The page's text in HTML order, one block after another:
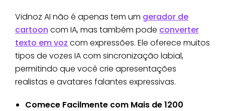
Vidnoz AI não é apenas tem um gerador de
cartoon com IA, mas também pode converter
texto em voz com expressões. Ele oferece muitos
tipos de vozes IA com sincronização labial,
permitindo que você crie apresentações
realistas e avatares falantes expressivas.
Comece Facilmente com Mais de 1200